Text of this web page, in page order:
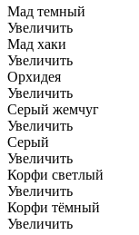
Мад темный
Увеличить
Мад хаки
Увеличить
Орхидея
Увеличить
Серый жемчуг
Увеличить
Серый
Увеличить
Корфи светлый
Увеличить
Корфи тёмный
Увеличить